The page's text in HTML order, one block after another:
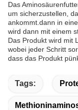
Das
um sicherzustellen,
ankommt.dann in
wird dann mit einem
Das Produkt wird mit
wobei jeder Schritt
dass das Produkt
Tags: